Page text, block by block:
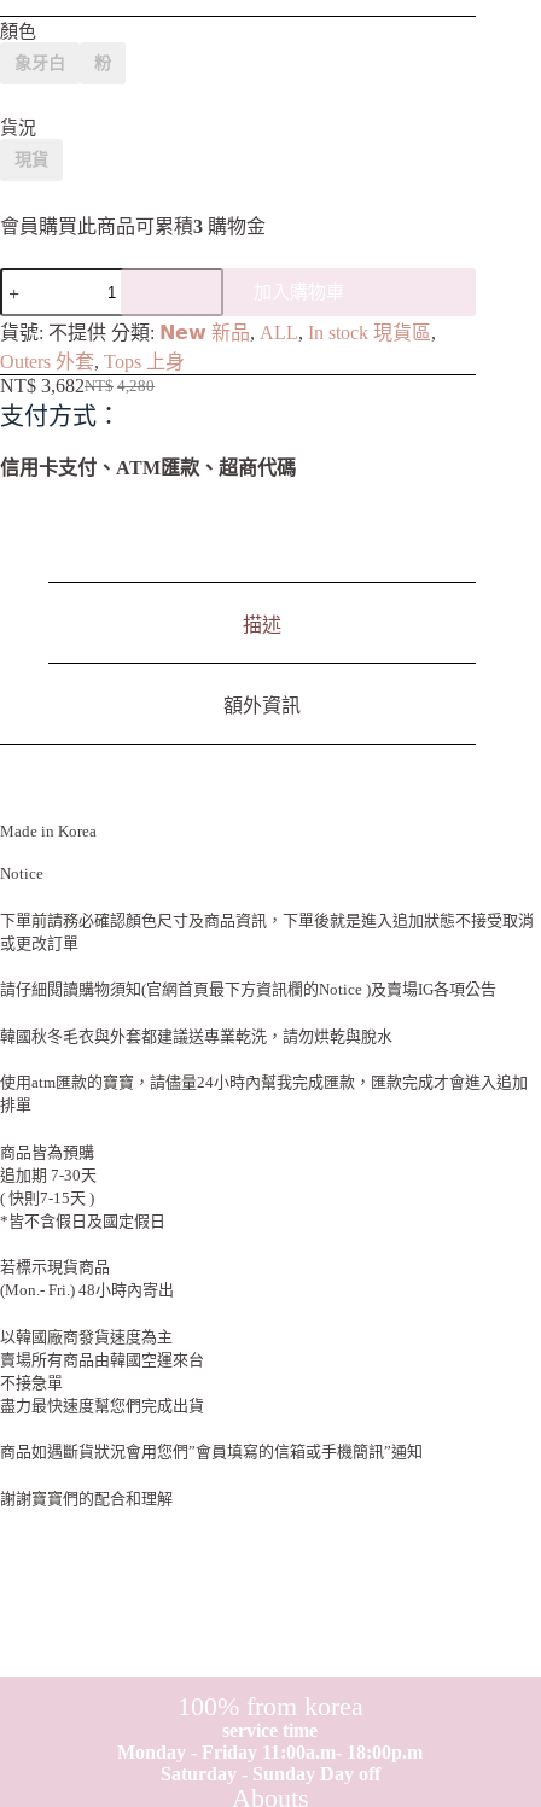
顏色
象牙白 粉
貨況
現貨
會員購買此商品可累積3 購物金
加入購物車
A
t
e
r
a
t
貨號: 不提供 分類: 𝗡𝗲𝘄 新品, ALL, In stock 現貨區,
Outers 外套, Tops 上身
NT$ 4,280
NT$ 3,682
支付方式：
信用卡支付、ATM匯款、超商代碼
描述
額外資訊
Made in Korea
Notice
下單前請務必確認顏色尺寸及商品資訊，下單後就是進入追加狀態不接受取消
或更改訂單
請仔細閱讀購物須知(官網首頁最下方資訊欄的Notice )及賣場IG各項公告
韓國秋冬毛衣與外套都建議送專業乾洗，請勿烘乾與脫水
使用atm匯款的寶寶，請儘量24小時內幫我完成匯款，匯款完成才會進入追加
排單
商品皆為預購
追加期 7-30天
( 快則7-15天 )
*皆不含假日及國定假日
若標示現貨商品
(Mon.- Fri.) 48小時內寄出
以韓國廠商發貨速度為主
賣場所有商品由韓國空運來台
不接急單
盡力最快速度幫您們完成出貨
商品如遇斷貨狀況會用您們”會員填寫的信箱或手機簡訊”通知
謝謝寶寶們的配合和理解
100% from korea
service time
Monday - Friday 11:00a.m- 18:00p.m
Saturday - Sunday Day off
Abouts